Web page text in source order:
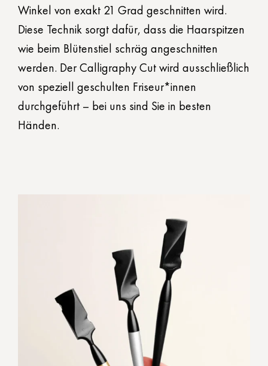
Winkel von exakt 21 Grad geschnitten wird.
Diese Technik sorgt dafür, dass die Haarspitzen
wie beim Blütenstiel schräg angeschnitten
werden. Der Calligraphy Cut wird ausschließlich
von speziell geschulten Friseur*innen
durchgeführt – bei uns sind Sie in besten
Händen.